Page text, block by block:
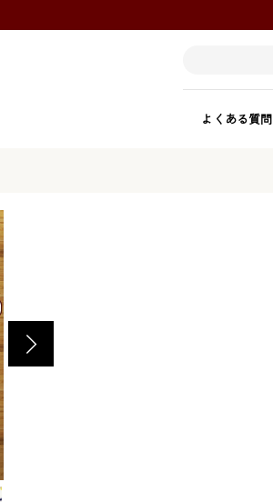
よくある質問